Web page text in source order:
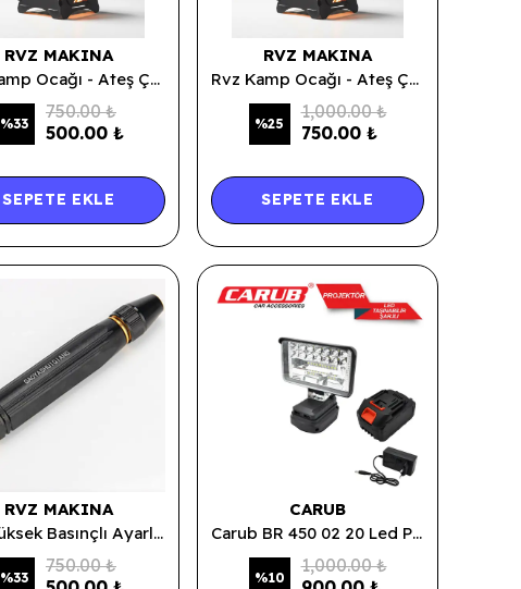
RVZ MAKINA
Rvz Kamp Ocağı - Ateş Çukuru - Mini Mangal - 15x15
%33
750.00 ₺
500.00 ₺
SEPETE EKLE
RVZ MAKINA
Rvz Kamp Ocağı - Ateş Çukuru - Mini Mangal - 22x22
%25
1,000.00 ₺
750.00 ₺
SEPETE EKLE
RVZ MAKINA
Rvz Yüksek Basınçlı Ayarlanabilir Bahçe Sulama Püskürtme Tabancası / Hızlı Araba Yıkama Hortum Ucu
%33
750.00 ₺
CARUB
Carub BR 450 02 20 Led Projektör Taşınabilir Şarjlı
%10
1,000.00 ₺